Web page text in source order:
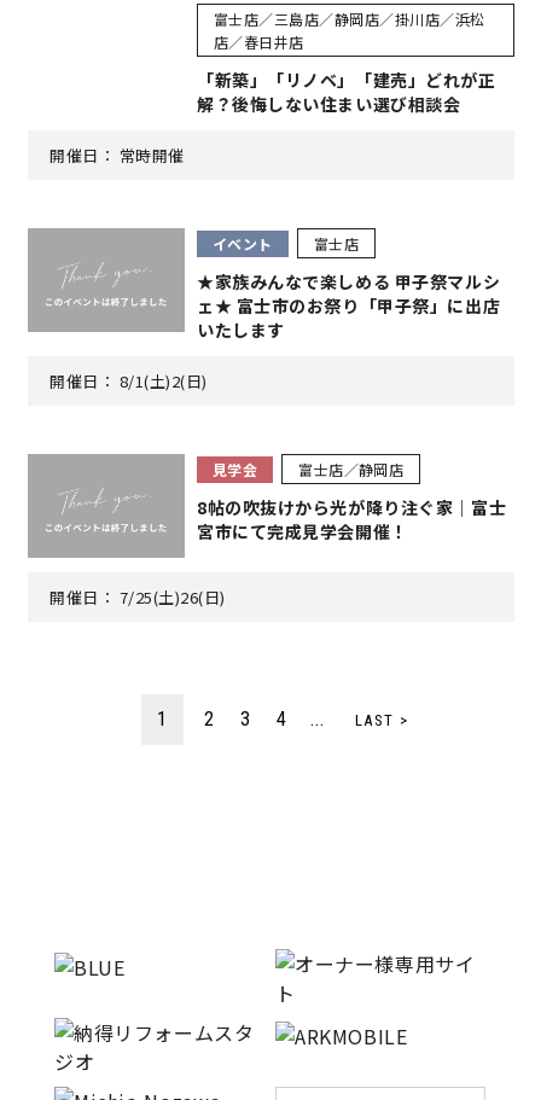
プライバシーポリシー
CLOSE
富士店／三島店／静岡店／掛川店／浜松
店／春日井店
「新築」「リノベ」「建売」どれが正
解？後悔しない住まい選び相談会
開催日： 常時開催
イベント 富士店
★家族みんなで楽しめる 甲子祭マルシ
ェ★ 富士市のお祭り「甲子祭」に出店
いたします
開催日： 8/1(土)2(日)
見学会 富士店／静岡店
8帖の吹抜けから光が降り注ぐ家｜富士
宮市にて完成見学会開催！
開催日： 7/25(土)26(日)
1 2 3 4 ... LAST >